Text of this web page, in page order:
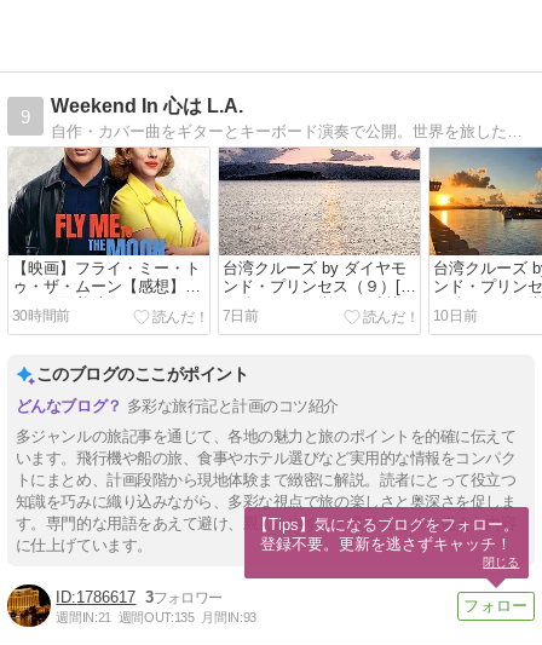
9
Weekend In 心は L.A.
【映画】フライ・ミー・ト
ゥ・ザ・ムーン【感想】ア
ポロ月面着陸をコメディに
30時間前
台湾クルーズ by ダイヤモ
ンド・プリンセス（９）[計
画編]クルーズ旅での独特の
注意点（その２）（最終
7日前
台湾クルーズ
ンド・プリン
画編]クルーズ
注意点（その
10日前
このブログのここがポイント
多彩な旅行記と計画のコツ紹介
多ジャンルの旅記事を通じて、各地の魅力と旅のポイントを的確に伝えて
います。飛行機や船の旅、食事やホテル選びなど実用的な情報をコンパク
トにまとめ、計画段階から現地体験まで緻密に解説。読者にとって役立つ
知識を巧みに織り込みながら、多彩な視点で旅の楽しさと奥深さを促しま
す。専門的な用語をあえて避け、親しみやすさと具体性を兼ね備えた内容
に仕上げています。
1786617 3
週間IN:21 週間OUT:135 月間IN:93
【Tips】気になるブログをフォロー。
登録不要。更新を逃さずキャッチ！
閉じる